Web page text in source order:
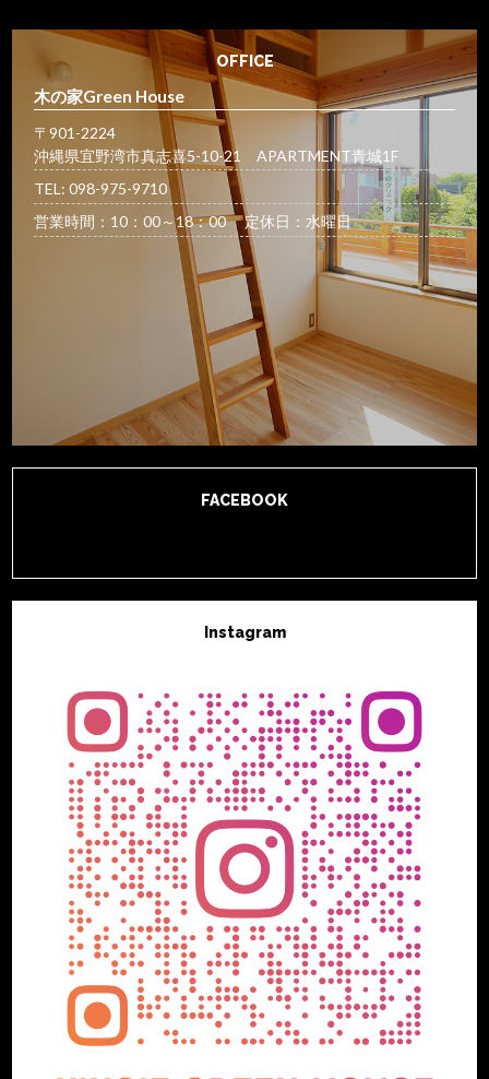
OFFICE
木の家Green House
〒901-2224
沖縄県宜野湾市真志喜5-10-21 APARTMENT青城1F
TEL: 098-975-9710
営業時間：10：00～18：00 定休日：水曜日
FACEBOOK
Instagram